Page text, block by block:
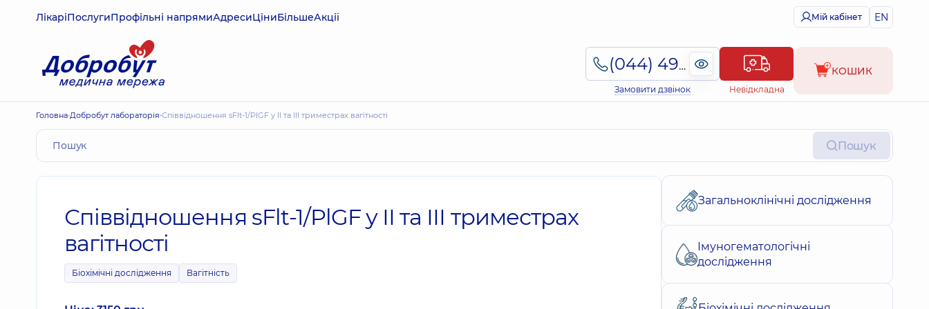
ЛікаріПослугиПрофільні напрямиАдресиЦіниБільшеАкції Мій кабінет EN
(044) 495-2-888
Замовити дзвінок Невідкладна
КОШИК
Головна Добробут лабораторія Співвідношення sFlt-1/PlGF у ІІ та ІІІ триместрах вагітності
Пошук
Співвідношення sFlt-1/PlGF у ІІ та ІІІ триместрах
вагітності
Біохімічні дослідження Вагітність
Загальноклінічні дослідження
Імуногематологічні
дослідження